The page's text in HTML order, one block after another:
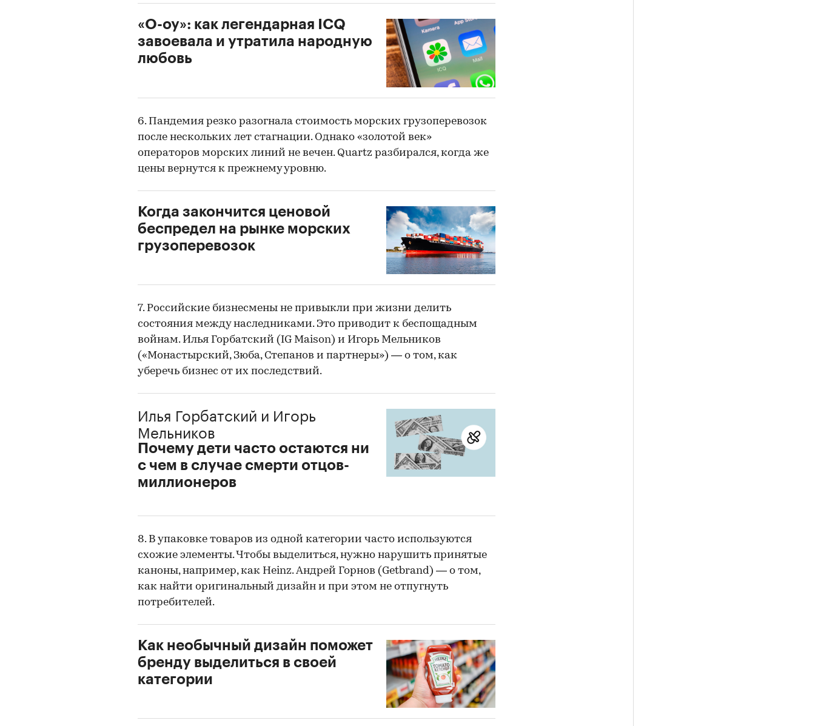
«О-оу»: как легендарная ICQ
завоевала и утратила народную
любовь
6. Пандемия резко разогнала стоимость морских грузоперевозок
после нескольких лет стагнации. Однако «золотой век‎»‎
операторов морских линий не вечен. Quartz разбирался, когда же
цены вернутся к прежнему уровню.
Когда закончится ценовой
беспредел на рынке морских
грузоперевозок
7. Российские бизнесмены не привыкли при жизни делить
состояния между наследниками. Это приводит к беспощадным
войнам. Илья Горбатский (IG Maison) и Игорь Мельников
(«Монастырский, Зюба, Степанов и партнеры») — о том, как
уберечь бизнес от их последствий.
Илья Горбатский и Игорь
Мельников
Почему дети часто остаются ни
с чем в случае смерти отцов-
миллионеров
8. В упаковке товаров из одной категории часто используются
схожие элементы. Чтобы выделиться, нужно нарушить принятые
каноны, например, как Heinz. Андрей Горнов (Getbrand) — о том,
как найти оригинальный дизайн и при этом не отпугнуть
потребителей.
Как необычный дизайн поможет
бренду выделиться в своей
категории